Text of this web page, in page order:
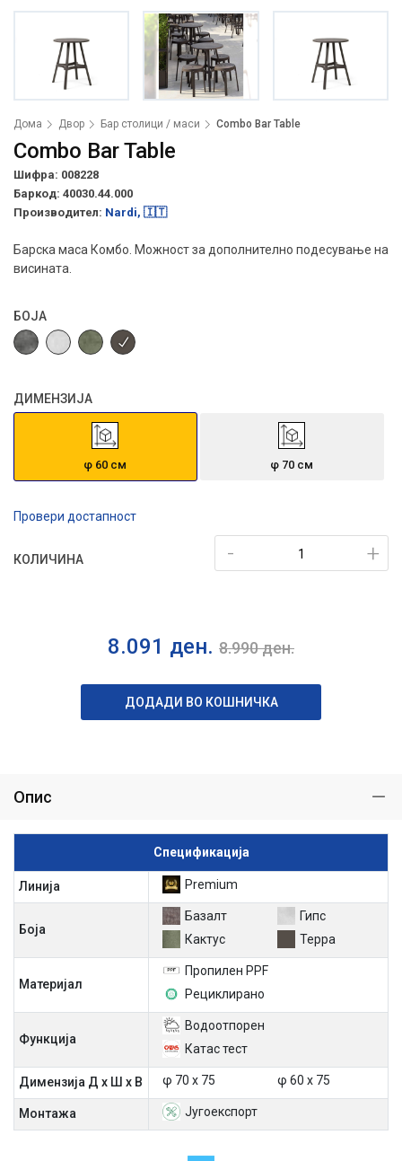
Дома Двор Бар столици / маси Combo Bar Table
Combo Bar Table
Шифра: 008228
Баркод: 40030.44.000
Производител: Nardi, 🇮🇹
Барска маса Комбо. Можност за дополнително подесување на
висината.
БОЈА
ДИМЕНЗИЈА
φ 60 см φ 70 см
Провери достапност
КОЛИЧИНА +
-
8.091 ден. 8.990ден.
ДОДАДИ ВО КОШНИЧКА
Опис
Спецификација
Линија Premium
Боја
Базалт
Гипс
Кактус
Терра
Материјал
Пропилен PPF
Рециклирано
Функција
Водоотпорен
Катас тест
Димензија Д х Ш х В φ 70 х 75 φ 60 х 75
Mонтажа Југоекспорт